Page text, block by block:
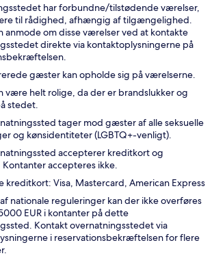
har forbundne/tilstødende værelser,
til rådighed, afhængig af tilgængelighed.
anmode om disse værelser ved at kontakte
direkte via kontaktoplysningerne på
gæster kan opholde sig på værelserne.
være helt rolige, da der er brandslukker og
stedet.
tager mod gæster af alle seksuelle
og kønsidentiteter (LGBTQ+-venligt).
accepterer kreditkort og
accepteres ikke.
kreditkort: Visa, Mastercard, American Express
nationale reguleringer kan der ikke overføres
EUR i kontanter på dette
Kontakt overnatningsstedet via
i reservationsbekræftelsen for flere